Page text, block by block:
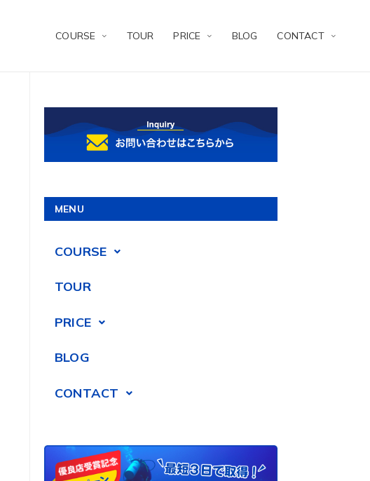
COURSE TOUR PRICE BLOG CONTACT
MENU
COURSE
TOUR
PRICE
BLOG
CONTACT